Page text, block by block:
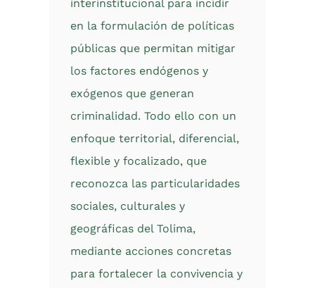
interinstitucional para incidir
en la formulación de políticas
públicas que permitan mitigar
los factores endógenos y
exógenos que generan
criminalidad. Todo ello con un
enfoque territorial, diferencial,
flexible y focalizado, que
reconozca las particularidades
sociales, culturales y
geográficas del Tolima,
mediante acciones concretas
para fortalecer la convivencia y